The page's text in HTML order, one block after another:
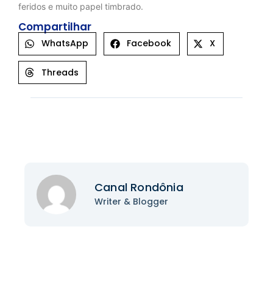
feridos e muito papel timbrado.
Compartilhar
WhatsApp Facebook X
Threads
Canal Rondônia
Writer & Blogger